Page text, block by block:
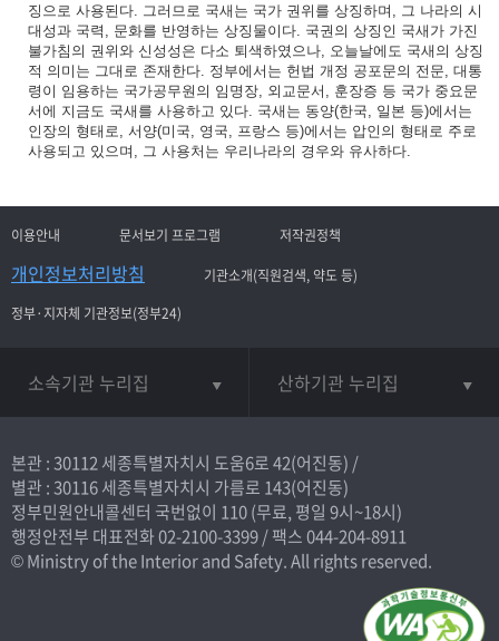
징으로 사용된다. 그러므로 국새는 국가 권위를 상징하며, 그 나라의 시
대성과 국력, 문화를 반영하는 상징물이다. 국권의 상징인 국새가 가진
불가침의 권위와 신성성은 다소 퇴색하였으나, 오늘날에도 국새의 상징
적 의미는 그대로 존재한다. 정부에서는 헌법 개정 공포문의 전문, 대통
령이 임용하는 국가공무원의 임명장, 외교문서, 훈장증 등 국가 중요문
서에 지금도 국새를 사용하고 있다. 국새는 동양(한국, 일본 등)에서는
인장의 형태로, 서양(미국, 영국, 프랑스 등)에서는 압인의 형태로 주로
사용되고 있으며, 그 사용처는 우리나라의 경우와 유사하다.
이용안내 문서보기 프로그램 저작권정책
개인정보처리방침
기관소개(직원검색, 약도 등)
정부·지자체 기관정보(정부24)
소속기관 누리집 산하기관 누리집
본관 : 30112 세종특별자치시 도움6로 42(어진동) /
별관 : 30116 세종특별자치시 가름로 143(어진동)
정부민원안내콜센터 국번없이 110(무료, 평일 9시~18시)
행정안전부 대표전화02-2100-3399/ 팩스 044-204-8911
© Ministry of the Interior and Safety. All rights reserved.